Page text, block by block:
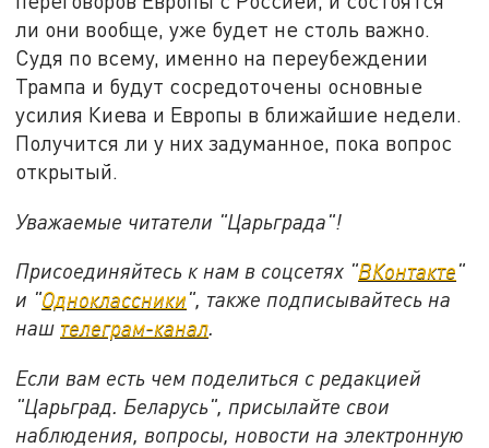
ли они вообще, уже будет не столь важно.
Судя по всему, именно на переубеждении
Трампа и будут сосредоточены основные
усилия Киева и Европы в ближайшие недели.
Получится ли у них задуманное, пока вопрос
открытый.
Уважаемые читатели "Царьграда"!
Присоединяйтесь к нам в соцсетях "ВКонтакте"
и "Одноклассники", также подписывайтесь на
наш телеграм-канал.
Если вам есть чем поделиться с редакцией
"Царьград. Беларусь", присылайте свои
наблюдения, вопросы, новости на электронную